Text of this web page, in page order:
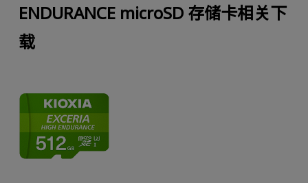
ENDURANCE microSD 存储卡相关下
载